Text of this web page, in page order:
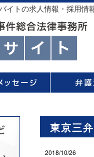
イトの求人情報・採用情
東京三
2018/10/26